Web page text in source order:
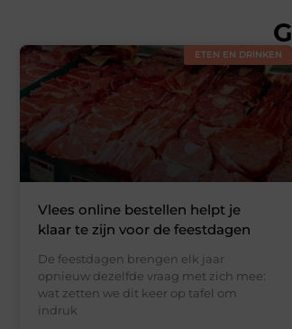
ETEN EN DRINKEN
Vlees online bestellen helpt je
klaar te zijn voor de feestdagen
De feestdagen brengen elk jaar
opnieuw dezelfde vraag met zich mee:
wat zetten we dit keer op tafel om
indruk